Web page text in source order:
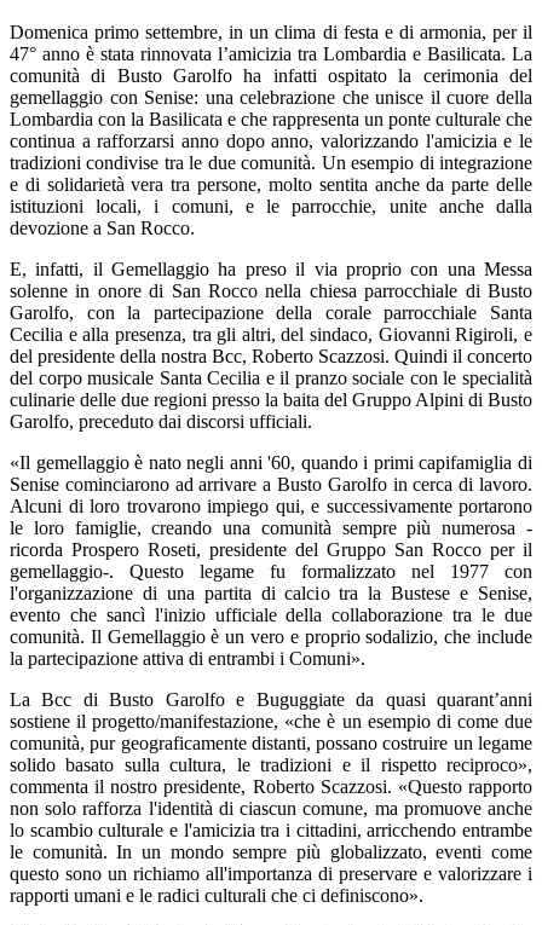
Domenica primo settembre, in un clima di festa e di armonia, per il
47° anno è stata rinnovata l’amicizia tra Lombardia e Basilicata. La
comunità di Busto Garolfo ha infatti ospitato la cerimonia del
gemellaggio con Senise: una celebrazione che unisce il cuore della
Lombardia con la Basilicata e che rappresenta un ponte culturale che
continua a rafforzarsi anno dopo anno, valorizzando l'amicizia e le
tradizioni condivise tra le due comunità. Un esempio di integrazione
e di solidarietà vera tra persone, molto sentita anche da parte delle
istituzioni locali, i comuni, e le parrocchie, unite anche dalla
devozione a San Rocco.
E, infatti, il Gemellaggio ha preso il via proprio con una Messa
solenne in onore di San Rocco nella chiesa parrocchiale di Busto
Garolfo, con la partecipazione della corale parrocchiale Santa
Cecilia e alla presenza, tra gli altri, del sindaco, Giovanni Rigiroli, e
del presidente della nostra Bcc, Roberto Scazzosi. Quindi il concerto
del corpo musicale Santa Cecilia e il pranzo sociale con le specialità
culinarie delle due regioni presso la baita del Gruppo Alpini di Busto
Garolfo, preceduto dai discorsi ufficiali.
«Il gemellaggio è nato negli anni '60, quando i primi capifamiglia di
Senise cominciarono ad arrivare a Busto Garolfo in cerca di lavoro.
Alcuni di loro trovarono impiego qui, e successivamente portarono
le loro famiglie, creando una comunità sempre più numerosa -
ricorda Prospero Roseti, presidente del Gruppo San Rocco per il
gemellaggio-. Questo legame fu formalizzato nel 1977 con
l'organizzazione di una partita di calcio tra la Bustese e Senise,
evento che sancì l'inizio ufficiale della collaborazione tra le due
comunità. Il Gemellaggio è un vero e proprio sodalizio, che include
la partecipazione attiva di entrambi i Comuni».
La Bcc di Busto Garolfo e Buguggiate da quasi quarant’anni
sostiene il progetto/manifestazione, «che è un esempio di come due
comunità, pur geograficamente distanti, possano costruire un legame
solido basato sulla cultura, le tradizioni e il rispetto reciproco»,
commenta il nostro presidente, Roberto Scazzosi. «Questo rapporto
non solo rafforza l'identità di ciascun comune, ma promuove anche
lo scambio culturale e l'amicizia tra i cittadini, arricchendo entrambe
le comunità. In un mondo sempre più globalizzato, eventi come
questo sono un richiamo all'importanza di preservare e valorizzare i
rapporti umani e le radici culturali che ci definiscono».